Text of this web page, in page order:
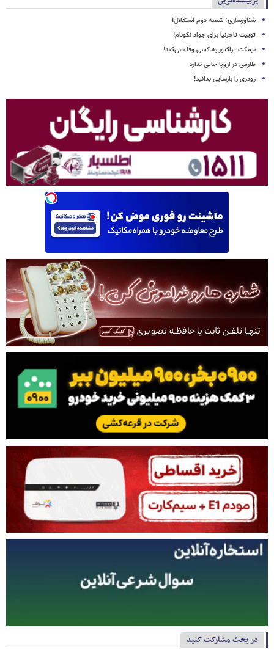
شناورسازی؛ شعبه دوم استقلال!
توییت تاجرنیا برای جواد نکونام!
نیمکت تراکتور به کسی وفا نمی‌کند!
طارمی در اروپا جایی ندارد
رودری را بارسایی بدانید!
در بحث مشارکت کنید